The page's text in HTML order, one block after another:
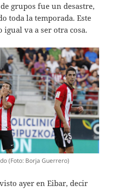
grupos fue un desastre,
toda la temporada. Este
igual va a ser otra cosa.
(Foto: Borja Guerrero)
ayer en Eibar, decir